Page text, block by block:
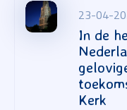
23-04-
In de
Kerk